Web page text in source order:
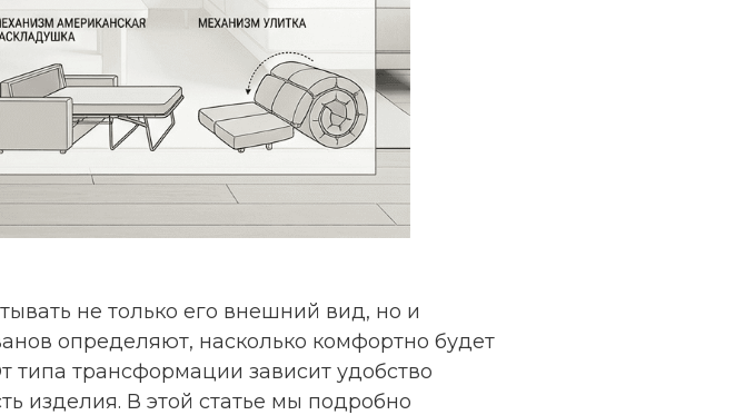
не только его внешний вид, но и
определяют, насколько комфортно будет
типа трансформации зависит удобство
изделия. В этой статье мы подробно